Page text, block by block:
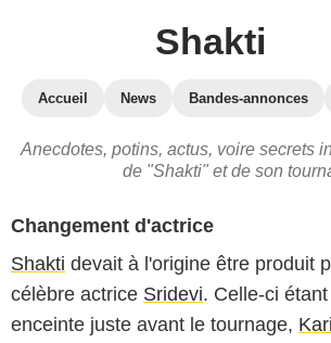
Shakti
Accueil News Bandes-annonces
Anecdotes, potins, actus, voire secrets
de "Shakti" et de son
Changement d'actrice
Shakti devait à l'origine être produit
célèbre actrice Sridevi. Celle-ci
enceinte juste avant le tournage,